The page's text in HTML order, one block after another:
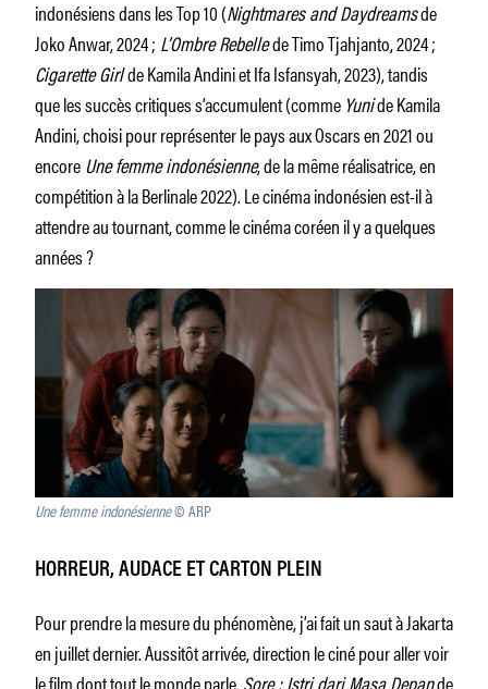
indonésiens dans les Top 10 (Nightmares and Daydreamsde
Joko Anwar, 2024 ; L’Ombre Rebellede Timo Tjahjanto, 2024 ;
Cigarette Girlde Kamila Andini et Ifa Isfansyah, 2023), tandis
que les succès critiques s’accumulent (comme Yunide Kamila
Andini, choisi pour représenter le pays aux Oscars en 2021 ou
encoreUne femme indonésienne, de la même réalisatrice, en
compétition à la Berlinale 2022). Le cinéma indonésien est-il à
attendre au tournant, comme le cinéma coréen il y a quelques
années ?
Une femme indonésienne© ARP
HORREUR, AUDACE ET CARTON PLEIN
Pour prendre la mesure du phénomène, j’ai fait un saut à Jakarta
en juillet dernier. Aussitôt arrivée, direction le ciné pour aller voir
le film dont tout le monde parle,Sore : Istri dari Masa Depande